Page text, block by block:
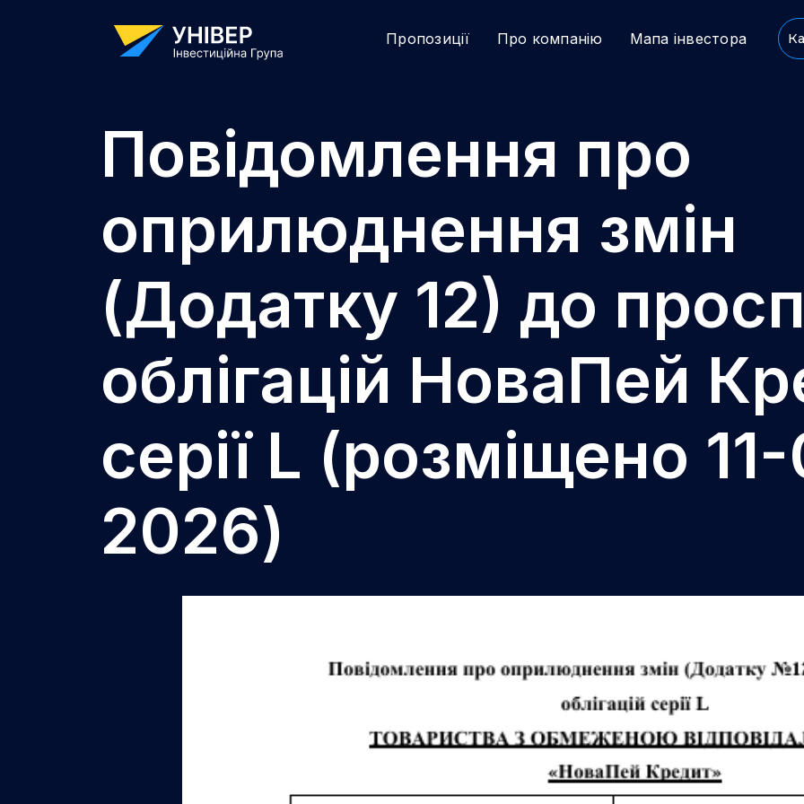
Пропозиції Про компанію Мапа інвестора
Повідомлення про
оприлюднення змін
(Додатку 12) до
облігацій НоваПей
серії L (розміщено
2026)